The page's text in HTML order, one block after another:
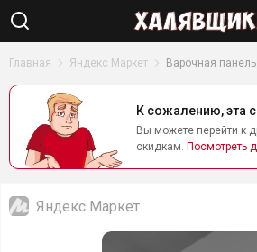
Главная Яндекс Маркет Варочная панель
К сожалению, эта
Вы можете перейти к
скидкам. Посмотреть
Яндекс Маркет